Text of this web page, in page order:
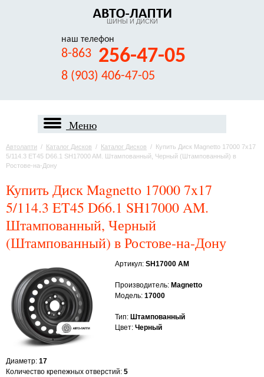
ШИНЫ И ДИСКИ
наш телефон
8-863 256-47-05
8 (903) 406-47-05
Меню
Автолапти / Каталог Дисков / Каталог Дисков / Купить Диск Magnetto 17000 7x17
5/114.3 ET45 D66.1 SH17000 AM. Штампованный, Черный (Штампованный) в
Ростове-на-Дону
Купить Диск Magnetto 17000 7x17
5/114.3 ET45 D66.1 SH17000 AM.
Штампованный, Черный
(Штампованный) в Ростове-на-Дону
Артикул: SH17000 AM
Производитель: Magnetto
Модель: 17000
Тип: Штампованный
Цвет: Черный
Диаметр: 17
Количество крепежных отверстий: 5